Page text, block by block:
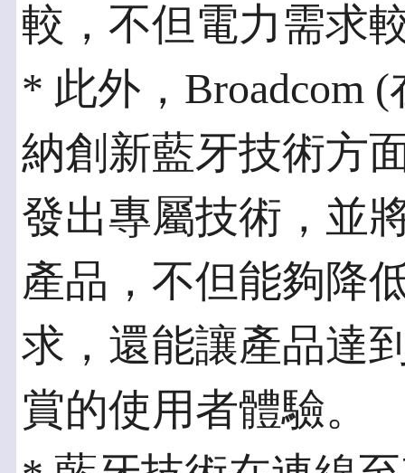
較，不但電力需求
* 此外，Broadcom
納創新藍牙技術方
發出專屬技術，並
產品，不但能夠降
求，還能讓產品達
賞的使用者體驗。